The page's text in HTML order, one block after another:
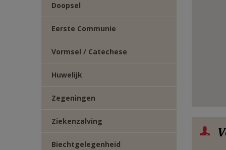
Doopsel
Eerste Communie
Vormsel / Catechese
Huwelijk
Zegeningen
Ziekenzalving
Biechtgelegenheid